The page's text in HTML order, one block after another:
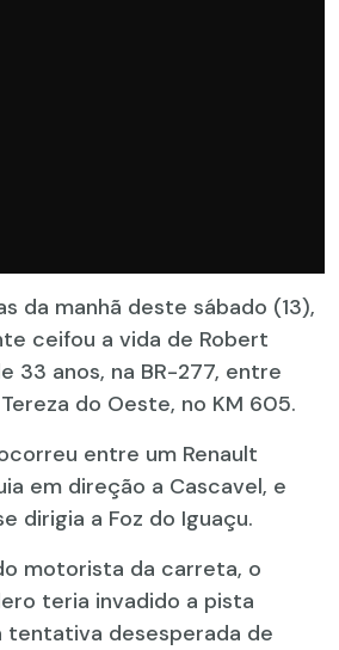
da manhã deste sábado (13),
ceifou a vida de Robert
33 anos, na BR-277, entre
do Oeste, no KM 605.
entre um Renault
em direção a Cascavel, e
dirigia a Foz do Iguaçu.
motorista da carreta, o
teria invadido a pista
tentativa desesperada de